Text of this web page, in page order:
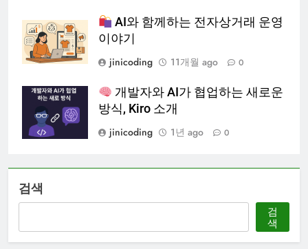
AI와 함께하는 전자상거래 운영
이야기
jinicoding
11개월 ago 0
개발자와 AI가 협업하는 새로운
방식, Kiro 소개
jinicoding
1년 ago 0
검색
검
색